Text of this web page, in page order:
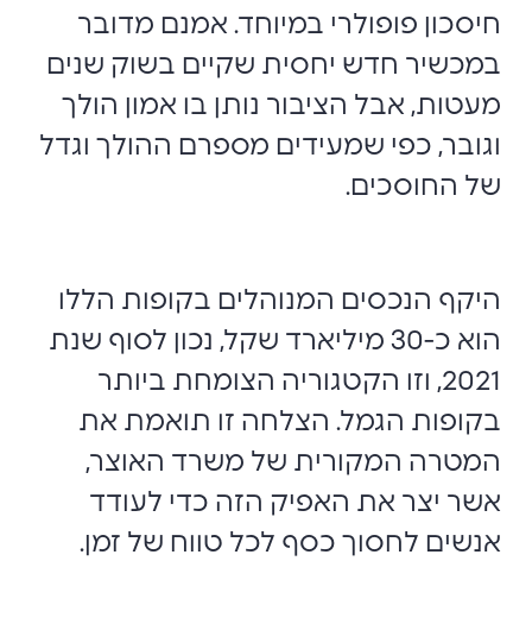
חיסכון פופולרי במיוחד. אמנם מדובר
במכשיר חדש יחסית שקיים בשוק שנים
מעטות, אבל הציבור נותן בו אמון הולך
וגובר, כפי שמעידים מספרם ההולך וגדל
של החוסכים.
היקף הנכסים המנוהלים בקופות הללו
הוא כ-30 מיליארד שקל, נכון לסוף שנת
2021, וזו הקטגוריה הצומחת ביותר
בקופות הגמל. הצלחה זו תואמת את
המטרה המקורית של משרד האוצר,
אשר יצר את האפיק הזה כדי לעודד
אנשים לחסוך כסף לכל טווח של זמן.